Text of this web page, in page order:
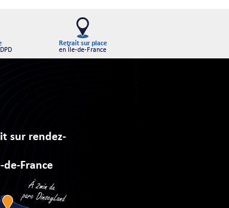
Retrait sur place
en Île-de-France
sur rendez-
de-France